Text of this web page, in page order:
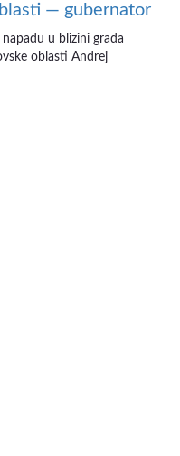
— gubernator
u blizini grada
oblasti Andrej